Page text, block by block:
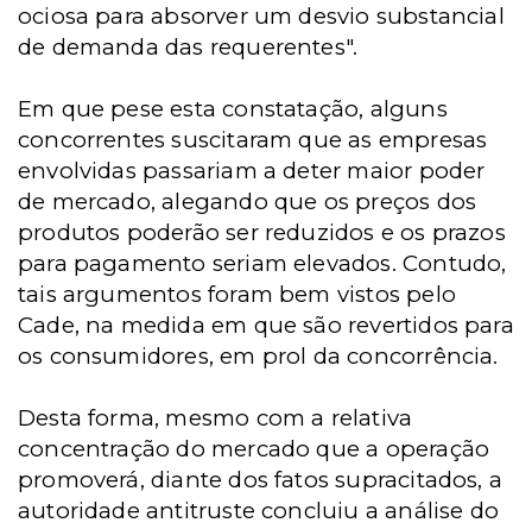
ociosa para absorver um desvio substancial
de demanda das requerentes".
Em que pese esta constatação, alguns
concorrentes suscitaram que as empresas
envolvidas passariam a deter maior poder
de mercado, alegando que os preços dos
produtos poderão ser reduzidos e os prazos
para pagamento seriam elevados. Contudo,
tais argumentos foram bem vistos pelo
Cade, na medida em que são revertidos para
os consumidores, em prol da concorrência.
Desta forma, mesmo com a relativa
concentração do mercado que a operação
promoverá, diante dos fatos supracitados, a
autoridade antitruste concluiu a análise do